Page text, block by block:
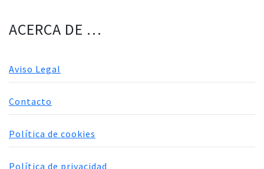
ACERCA DE …
Aviso Legal
Contacto
Política de cookies
Política de privacidad